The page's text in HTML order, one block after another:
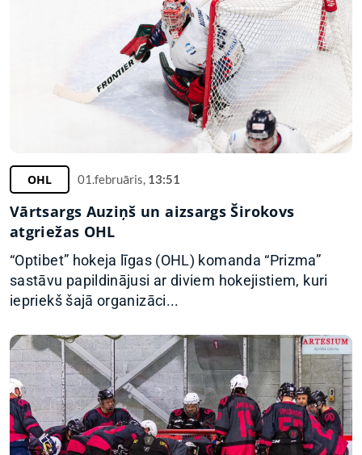
OHL 01.februāris, 13:51
Vārtsargs Auziņš un aizsargs Širokovs
atgriežas OHL
“Optibet” hokeja līgas (OHL) komanda “Prizma”
sastāvu papildinājusi ar diviem hokejistiem, kuri
iepriekš šajā organizāci...